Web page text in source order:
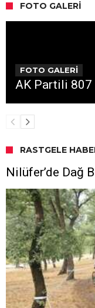
FOTO GALERI
FOTO GALERİ
AK Partili 807
RASTGELE
Nilüfer’de Dağ